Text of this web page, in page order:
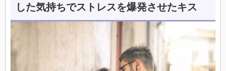
した気持ちでストレスを爆発させたキス